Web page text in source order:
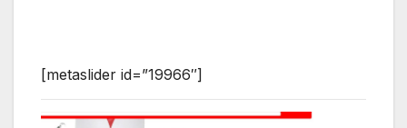
[metaslider id=”19966″]